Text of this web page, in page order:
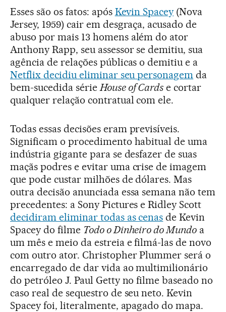
Esses são os fatos: após Kevin Spacey (Nova
Jersey, 1959) cair em desgraça, acusado de
abuso por mais 13 homens além do ator
Anthony Rapp, seu assessor se demitiu, sua
agência de relações públicas o demitiu e a
Netflix decidiu eliminar seu personagem da
bem-sucedida série House of Cards e cortar
qualquer relação contratual com ele.
Todas essas decisões eram previsíveis.
Significam o procedimento habitual de uma
indústria gigante para se desfazer de suas
maçãs podres e evitar uma crise de imagem
que pode custar milhões de dólares. Mas
outra decisão anunciada essa semana não tem
precedentes: a Sony Pictures e Ridley Scott
decidiram eliminar todas as cenas de Kevin
Spacey do filme Todo o Dinheiro do Mundo a
um mês e meio da estreia e filmá-las de novo
com outro ator. Christopher Plummer será o
encarregado de dar vida ao multimilionário
do petróleo J. Paul Getty no filme baseado no
caso real de sequestro de seu neto. Kevin
Spacey foi, literalmente, apagado do mapa.